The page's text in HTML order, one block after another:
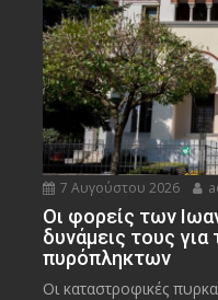
7 Αυγούστου 2026
Οι φορείς των
δυνάμεις τους
πυρόπληκτων
Οι καταστροφικές